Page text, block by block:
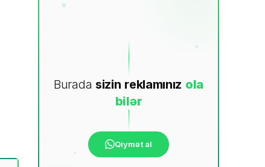
Burada sizin reklamınız ola
bilər
Qiymət al